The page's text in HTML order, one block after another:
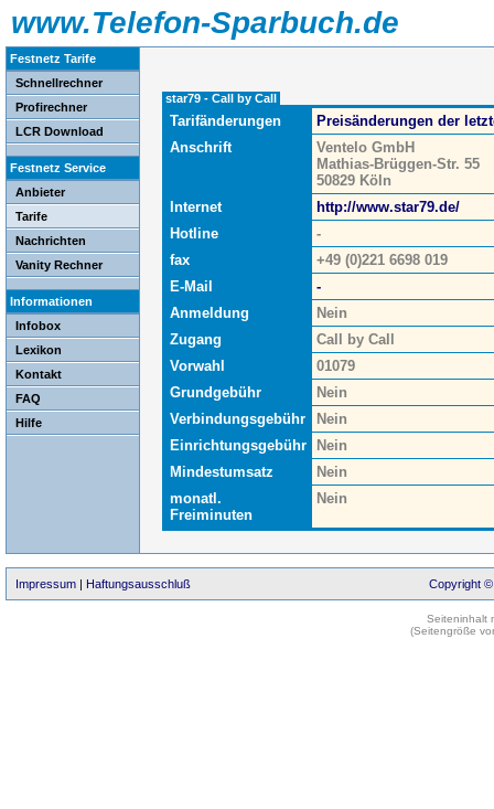
www.Telefon-Sparbuch.de
Festnetz Tarife
Schnellrechner
Profirechner
LCR Download
Festnetz Service
Anbieter
Tarife
Nachrichten
Vanity Rechner
Informationen
Infobox
Lexikon
Kontakt
FAQ
Hilfe
star79 - Call by Call
Tarifänderungen
Preisänderungen der
Anschrift
Ventelo GmbH
Mathias-Brüggen-Str. 55
50829 Köln
Internet
http://www.star79.de/
Hotline
-
fax
+49 (0)221 6698 019
E-Mail
-
Anmeldung
Nein
Zugang
Call by Call
Vorwahl
01079
Grundgebühr
Nein
Verbindungsgebühr
Nein
Einrichtungsgebühr
Nein
Mindestumsatz
Nein
monatl.
Freiminuten
Nein
Impressum | Haftungsausschluß Copyright ©
Seiteninhalt
(Seitengröße